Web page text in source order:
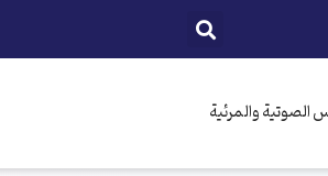
الصوتية والمرئية